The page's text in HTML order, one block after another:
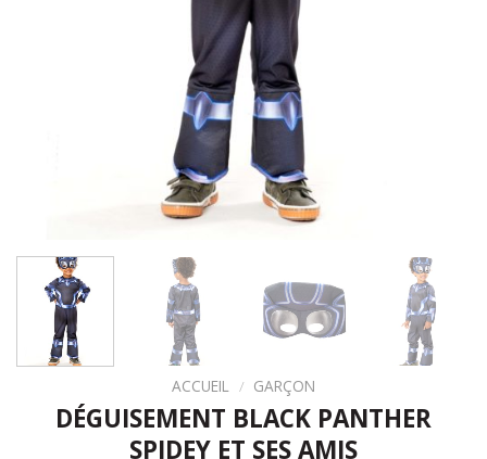
ACCUEIL / GARÇON
DÉGUISEMENT BLACK PANTHER
SPIDEY ET SES AMIS